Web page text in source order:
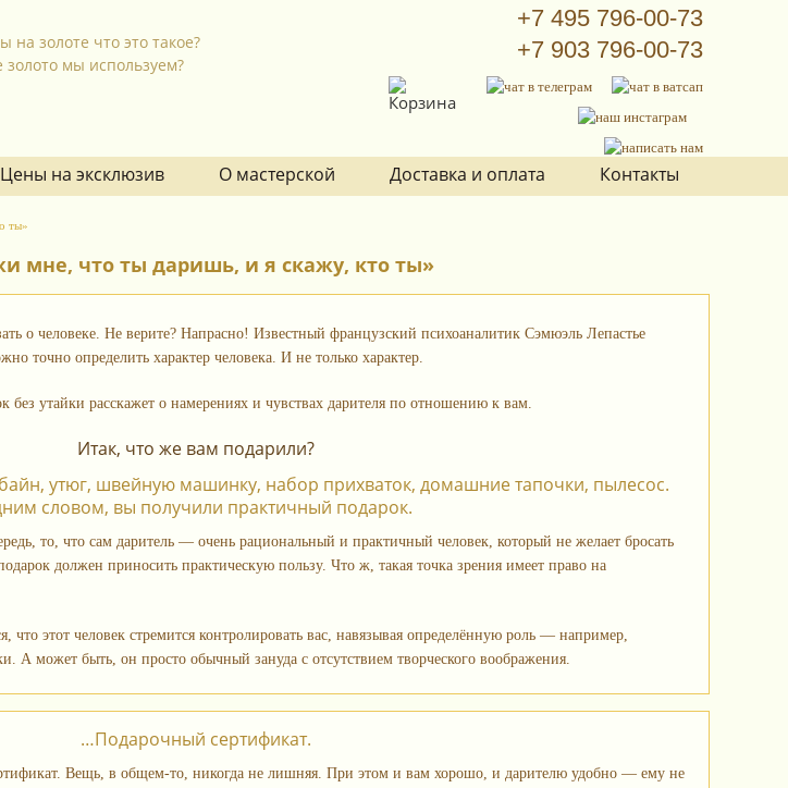
на золоте что это такое?
золото мы используем?
+7 495 796-00-73
+7 903 796-00-73
Цены на эксклюзив О мастерской Доставка и оплата Контакты
ты»
мне, что ты даришь, и я скажу, кто ты»
о человеке. Не верите? Напрасно! Известный французский психоаналитик Сэмюэль Лепастье
точно определить характер человека. И не только характер.
без утайки расскажет о намерениях и чувствах дарителя по отношению к вам.
Итак, что же вам подарили?
утюг, швейную машинку, набор прихваток, домашние тапочки, пылесос.
словом, вы получили практичный подарок.
то, что сам даритель — очень рациональный и практичный человек, который не желает бросать
должен приносить практическую пользу. Что ж, такая точка зрения имеет право на
что этот человек стремится контролировать вас, навязывая определённую роль — например,
А может быть, он просто обычный зануда с отсутствием творческого воображения.
…Подарочный сертификат.
Вещь, в общем‑то, никогда не лишняя. При этом и вам хорошо, и дарителю удобно — ему не